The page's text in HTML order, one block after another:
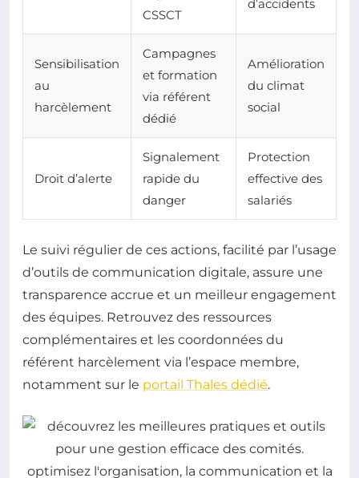
CSSCT
d’accidents
Sensibilisation
au
harcèlement
Campagnes
et formation
via référent
dédié
Amélioration
du climat
social
Droit d’alerte
Signalement
rapide du
danger
Protection
effective des
salariés
Le suivi régulier de ces actions, facilité par l’usage
d’outils de communication digitale, assure une
transparence accrue et un meilleur engagement
des équipes. Retrouvez des ressources
complémentaires et les coordonnées du
référent harcèlement via l’espace membre,
notamment sur le portail Thales dédié.